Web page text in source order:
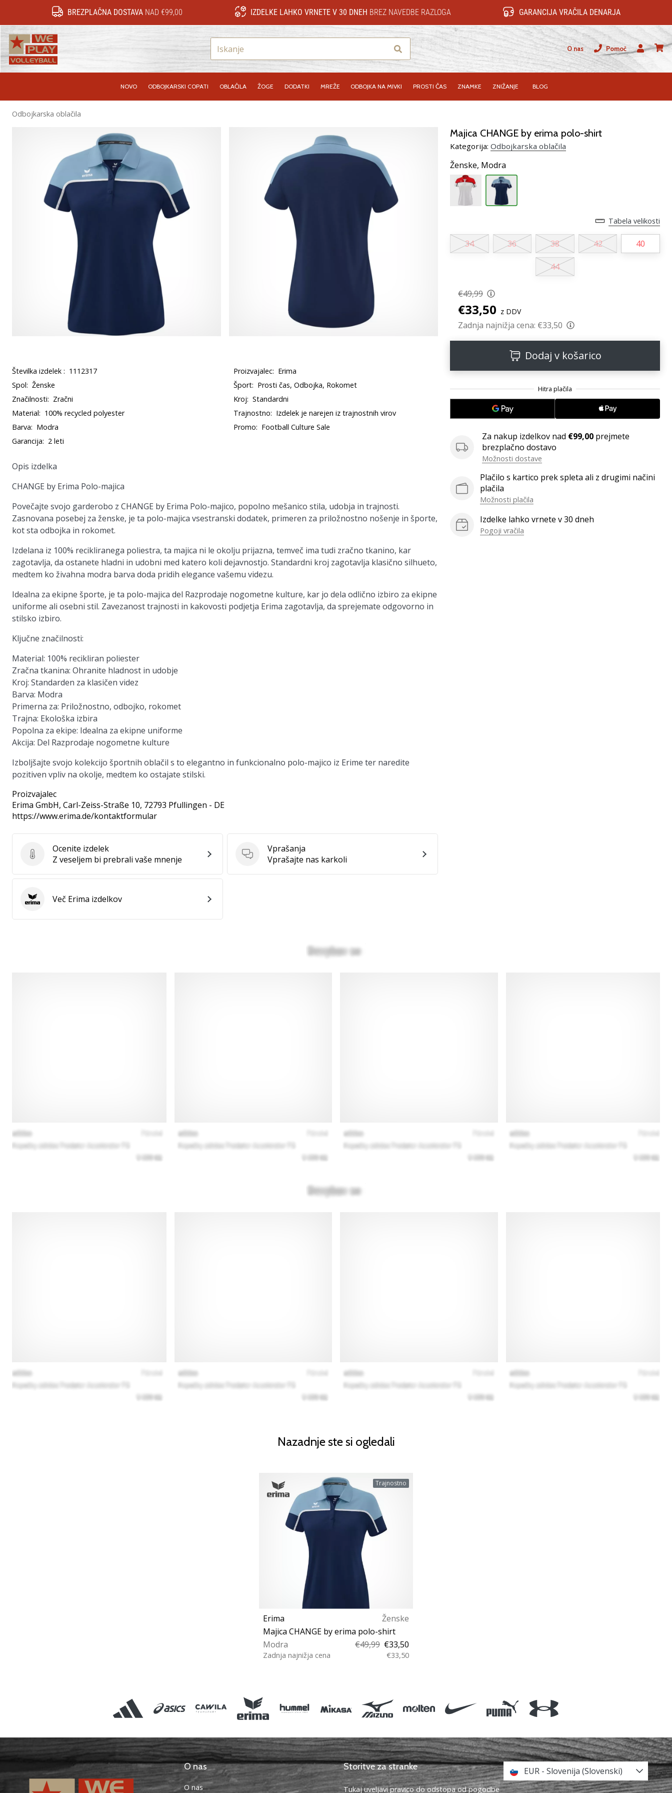
BREZPLAČNA DOSTAVA NAD €99,00 IZDELKE LAHKO VRNETE V 30 DNEH BREZ NAVEDBE RAZLOGA GARANCIJA VRAČILA DENARJA
Iskanje O nas
Pomoč
Uporabnik
NOVO ODBOJKARSKI COPATI OBLAČILA ŽOGE DODATKI MREŽE ODBOJKA NA MIVKI PROSTI ČAS ZNAMKE ZNIŽANJE BLOG
Odbojkarska oblačila
Majica CHANGE by erima polo-shirt
Kategorija: Odbojkarska oblačila
Ženske, Modra
Tabela velikosti
34 36 38 42 40
44
€49,99
€33,50 z DDV
Zadnja najnižja cena: €33,50
Dodaj v košarico
Za nakup izdelkov nad €99,00 prejmete
brezplačno dostavo
Možnosti dostave
Plačilo s kartico prek spleta ali z drugimi načini
plačila
Možnosti plačila
Izdelke lahko vrnete v 30 dneh
Pogoji vračila
Številka izdelek : 1112317 Proizvajalec: Erima
Spol: Ženske Šport: Prosti čas, Odbojka, Rokomet
Značilnosti: Zračni Kroj: Standardni
Material: 100% recycled polyester Trajnostno: Izdelek je narejen iz trajnostnih virov
Barva: Modra Promo: Football Culture Sale
Garancija: 2 leti
Opis izdelka
CHANGE by Erima Polo-majica
Povečajte svojo garderobo z CHANGE by Erima Polo-majico, popolno mešanico stila, udobja in trajnosti.
Zasnovana posebej za ženske, je ta polo-majica vsestranski dodatek, primeren za priložnostno nošenje in športe,
kot sta odbojka in rokomet.
Izdelana iz 100% recikliranega poliestra, ta majica ni le okolju prijazna, temveč ima tudi zračno tkanino, kar
zagotavlja, da ostanete hladni in udobni med katero koli dejavnostjo. Standardni kroj zagotavlja klasično silhueto,
medtem ko živahna modra barva doda pridih elegance vašemu videzu.
Idealna za ekipne športe, je ta polo-majica del Razprodaje nogometne kulture, kar jo dela odlično izbiro za ekipne
uniforme ali osebni stil. Zavezanost trajnosti in kakovosti podjetja Erima zagotavlja, da sprejemate odgovorno in
stilsko izbiro.
Ključne značilnosti:
Material: 100% recikliran poliester
Zračna tkanina: Ohranite hladnost in udobje
Kroj: Standarden za klasičen videz
Barva: Modra
Primerna za: Priložnostno, odbojko, rokomet
Trajna: Ekološka izbira
Popolna za ekipe: Idealna za ekipne uniforme
Akcija: Del Razprodaje nogometne kulture
Izboljšajte svojo kolekcijo športnih oblačil s to elegantno in funkcionalno polo-majico iz Erime ter naredite
pozitiven vpliv na okolje, medtem ko ostajate stilski.
Proizvajalec
Erima GmbH, Carl-Zeiss-Straße 10, 72793 Pfullingen - DE
https://www.erima.de/kontaktformular
Ocenite izdelek
Ocenite izdelek
Z veseljem bi prebrali vaše mnenje
Vprašanja
Vprašanja
Vprašajte nas karkoli
Erima Več Erima izdelkov
Nazadnje ste si ogledali
Trajnostno
Erima
Ženske
Majica CHANGE by erima polo-shirt
Modra
€49,99 €33,50
Zadnja najnižja cena €33,50
O nas
O nas
Storitve za stranke
Tukaj uveljavi pravico do odstopa od pogodbe
EUR - Slovenija (Slovenski)